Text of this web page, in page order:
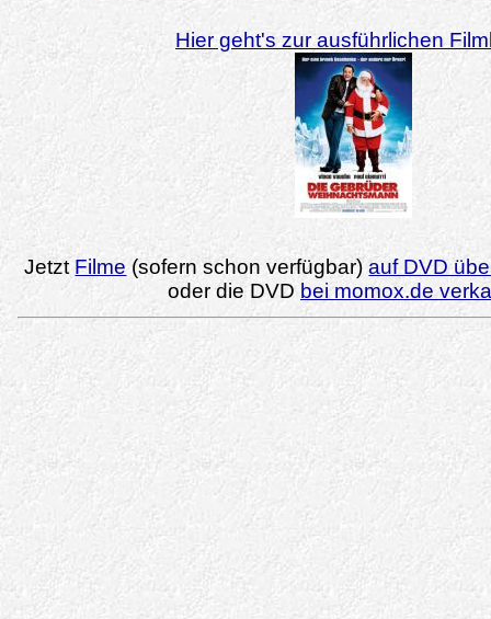
Hier geht's zur ausführlichen
Jetzt Filme (sofern schon verfügbar)auf DVD
oder die DVD bei momox.de